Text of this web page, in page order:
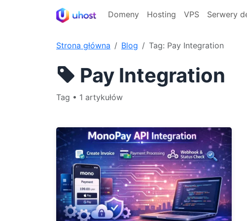
Domeny Hosting VPS Serwery
Strona główna Blog Tag: Pay Integration
Pay Integration
Tag • 1 artykułów